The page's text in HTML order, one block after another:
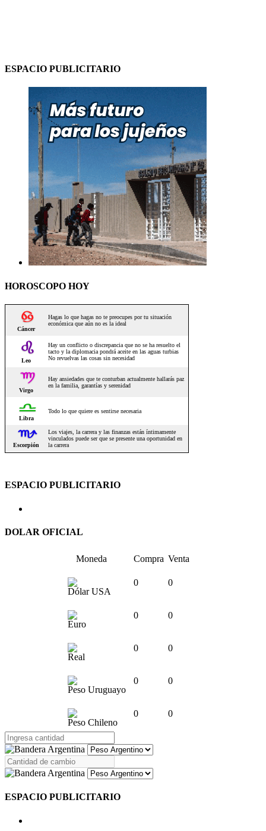
ESPACIO PUBLICITARIO
HOROSCOPO HOY
ESPACIO PUBLICITARIO
DOLAR OFICIAL
Moneda Compra Venta
Dólar USA
0 0
Euro
0 0
Real
0 0
Peso Uruguayo
0 0
Peso Chileno
0 0
ESPACIO PUBLICITARIO